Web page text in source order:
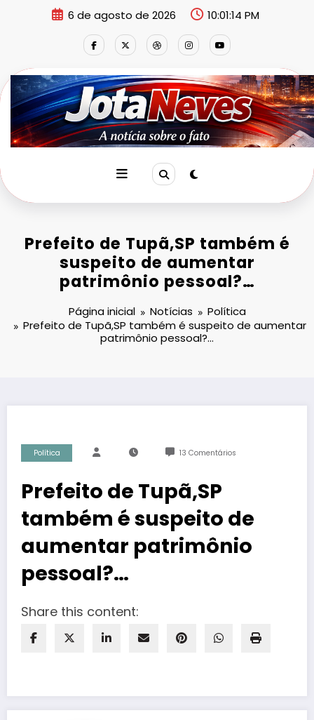
6 de agosto de 2026 10:01:15 PM
Prefeito de Tupã,SP também é
suspeito de aumentar
patrimônio pessoal?…
Página inicial Notícias
Política
Prefeito de Tupã,SP também é suspeito de aumentar
patrimônio pessoal?…
Política 13 Comentários
Prefeito de Tupã,SP
também é suspeito de
aumentar patrimônio
pessoal?…
Share this content: